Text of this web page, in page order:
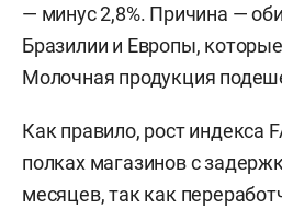
— минус 2,8%. Причина —
Бразилии и Европы,
Молочная продукция
Как правило, рост индекса
полках магазинов с
месяцев, так как